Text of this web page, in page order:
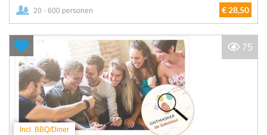
20 - 600 personen € 28,50
Incl. BBQ/Diner
75